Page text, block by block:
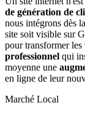
de génération de
nous intégrons dès
site soit visible sur
pour transformer les
professionnel qui
moyenne une
en ligne de leur
Marché Local